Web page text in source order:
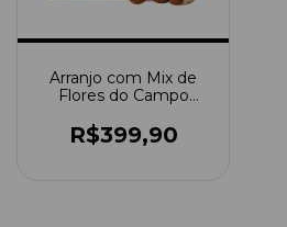
Arranjo com Mix de
Flores do Campo
Vidro Com Ursinho
Capivara E Ferrero
R$399,90